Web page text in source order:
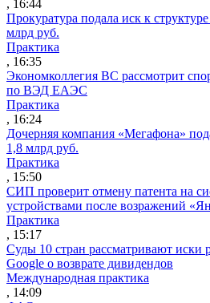
, 16:44
Прокуратура подала иск к
млрд руб.
Практика
, 16:35
Экономколлегия ВС рассмотрит
по ВЭД ЕАЭС
Практика
, 16:24
Дочерняя компания «Мегафона»
1,8 млрд руб.
Практика
, 15:50
СИП проверит отмену патента на
устройствами после возражений
Практика
, 15:17
Суды 10 стран рассматривают иски
Google о возврате дивидендов
Международная практика
, 14:09